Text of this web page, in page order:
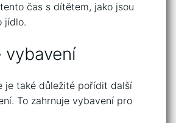
čas s dítětem, jako jsou
jídlo.
vybavení
je také důležité pořídit další
To zahrnuje vybavení pro